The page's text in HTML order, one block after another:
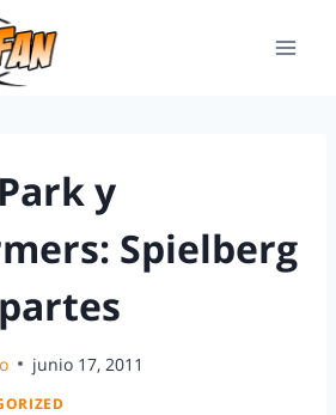
y
Spielberg
junio 17, 2011